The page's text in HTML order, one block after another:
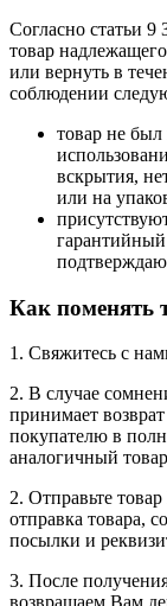
Согласно статьи 9
товар
или вернуть в
соблюдении
товар не был
вскрытия,
или на
Как поменять
1. Свяжитесь с
2. В случае
принимает
покупателю в
аналогичный
2. Отправьте
отправка товара,
посылки и
3. После